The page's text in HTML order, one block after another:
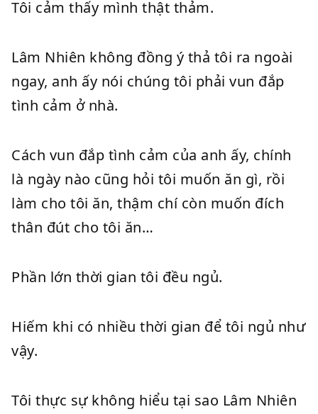
Tôi cảm thấy mình thật thảm.
Lâm Nhiên không đồng ý thả tôi ra ngoài
ngay, anh ấy nói chúng tôi phải vun đắp
tình cảm ở nhà.
Cách vun đắp tình cảm của anh ấy, chính
là ngày nào cũng hỏi tôi muốn ăn gì, rồi
làm cho tôi ăn, thậm chí còn muốn đích
thân đút cho tôi ăn…
Phần lớn thời gian tôi đều ngủ.
Hiếm khi có nhiều thời gian để tôi ngủ như
vậy.
Tôi thực sự không hiểu tại sao Lâm Nhiên